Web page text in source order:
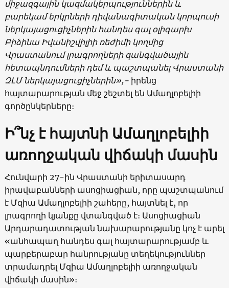
միջազգային կազմակերպություններին և
բարեկամ երկրների դիվանագիտական կորպուսի
ներկայացուցիչներին հանդես գալ օլիգարխ
Բիձինա Իվանիշվիլիի ռեժիմի կողմից
Վրաստանում լրագրողների զանգվածային
հետապնդումների դեմ և պաշտպանել Վրաստանի
ԶԼՄ ներկայացուցիչներին»,-իրենց
հայտարարության մեջ շեշտել են Ամաղլոբելիի
գործընկերները։
Ի՞նչ է հայտնի Ամաղլոբելիի
առողջական վիճակի մասին
Հունվարի 27-ին Վրաստանի երիտասարդ
իրավաբանների ասոցիացիան, որը պաշտպանում
է Մզիա Ամաղլոբելիի շահերը, հայտնել է, որ
լրագրողի կյանքը վտանգված է։ Ասոցիացիան
Արդարադատության նախարարությանը կոչ է արել
«անհապաղ հանդես գալ հայտարարությամբ և
պարբերաբար հանրությանը տեղեկություններ
տրամադրել Մզիա Ամաղլոբելիի առողջական
վիճակի մասին»։